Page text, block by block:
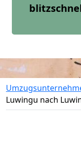
Luwingu nach